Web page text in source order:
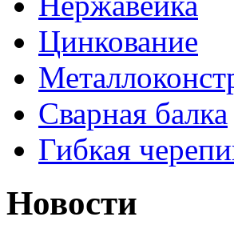
Цинкование
Сварная балка
Гибкая
Новости